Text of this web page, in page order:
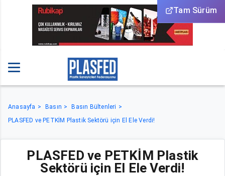
Tam Sürüm
Anasayfa Basın
Basın Bültenleri
PLASFED ve PETKİM Plastik Sektörü için El Ele Verdi!
PLASFED ve PETKİM Plastik
Sektörü için El Ele Verdi!